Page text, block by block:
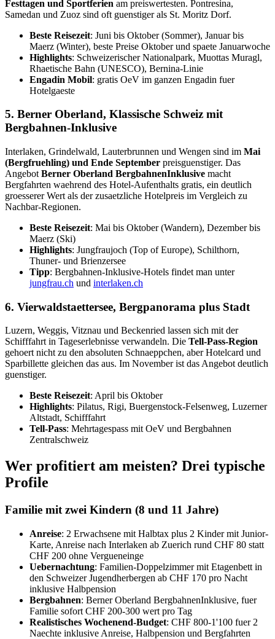
Festtagen und Sportferien am preiswertesten. Pontresina,
Samedan und Zuoz sind oft guenstiger als St. Moritz Dorf.
Beste Reisezeit: Juni bis Oktober (Sommer), Januar bis
Maerz (Winter), beste Preise Oktober und spaete Januarwoche
Highlights: Schweizerischer Nationalpark, Muottas Muragl,
Rhaetische Bahn (UNESCO), Bernina-Linie
Engadin Mobil: gratis OeV im ganzen Engadin fuer
Hotelgaeste
5. Berner Oberland, Klassische Schweiz mit
Bergbahnen-Inklusive
Interlaken, Grindelwald, Lauterbrunnen und Wengen sind im Mai
(Bergfruehling) und Ende September preisguenstiger. Das
Angebot Berner Oberland BergbahnenInklusive macht
Bergfahrten waehrend des Hotel-Aufenthalts gratis, ein deutlich
groesserer Wert als der zusaetzliche Hotelpreis im Vergleich zu
Nachbar-Regionen.
Beste Reisezeit: Mai bis Oktober (Wandern), Dezember bis
Maerz (Ski)
Highlights: Jungfraujoch (Top of Europe), Schilthorn,
Thuner- und Brienzersee
Tipp: Bergbahnen-Inklusive-Hotels findet man unter
jungfrau.ch und interlaken.ch
6. Vierwaldstaettersee, Bergpanorama plus Stadt
Luzern, Weggis, Vitznau und Beckenried lassen sich mit der
Schifffahrt in Tageserlebnisse verwandeln. Die Tell-Pass-Region
gehoert nicht zu den absoluten Schnaeppchen, aber Hotelcard und
Sparbillette gleichen das aus. Im November ist das Angebot deutlich
guenstiger.
Beste Reisezeit: April bis Oktober
Highlights: Pilatus, Rigi, Buergenstock-Felsenweg, Luzerner
Altstadt, Schifffahrt
Tell-Pass: Mehrtagespass mit OeV und Bergbahnen
Zentralschweiz
Wer profitiert am meisten? Drei typische
Profile
Familie mit zwei Kindern (8 und 11 Jahre)
Anreise: 2 Erwachsene mit Halbtax plus 2 Kinder mit Junior-
Karte, Anreise nach Interlaken ab Zuerich rund CHF 80 statt
CHF 200 ohne Vergueneinge
Uebernachtung: Familien-Doppelzimmer mit Etagenbett in
den Schweizer Jugendherbergen ab CHF 170 pro Nacht
inklusive Halbpension
Bergbahnen: Berner Oberland BergbahnenInklusive, fuer
Familie sofort CHF 200-300 wert pro Tag
Realistisches Wochenend-Budget: CHF 800-1'100 fuer 2
Naechte inklusive Anreise, Halbpension und Bergfahrten